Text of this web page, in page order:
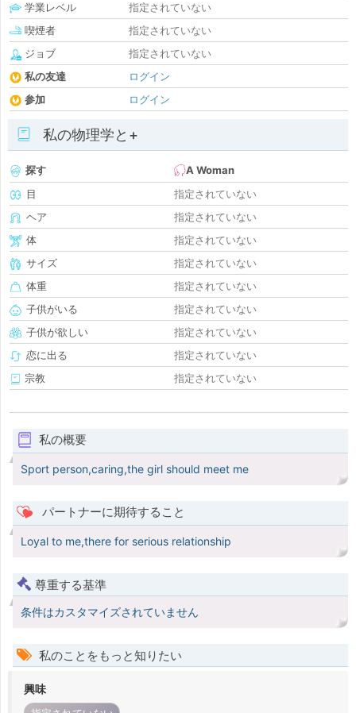
学業レベル
指定されていない
喫煙者
指定されていない
ジョブ
指定されていない
私の友達
ログイン
参加
ログイン
私の物理学と+
探す
A Woman
目
指定されていない
ヘア
指定されていない
体
指定されていない
サイズ
指定されていない
体重
指定されていない
子供がいる
指定されていない
子供が欲しい
指定されていない
恋に出る
指定されていない
宗教
指定されていない
私の概要
Sport person,caring,the girl should meet me
パートナーに期待すること
Loyal to me,there for serious relationship
尊重する基準
条件はカスタマイズされていません
私のことをもっと知りたい
興味